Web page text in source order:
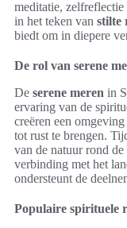
meditatie,
in het teken van stilte
biedt om in diepere
De rol van serene
De serene meren in
ervaring van de
creëren een
tot rust te brengen.
van de natuur rond
verbinding met het
ondersteunt de
Populaire spirituele